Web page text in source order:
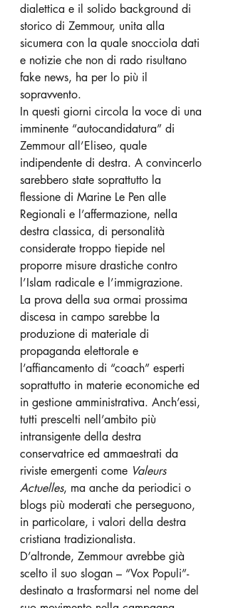
dialettica e il solido background di
storico di Zemmour, unita alla
sicumera con la quale snocciola dati
e notizie che non di rado risultano
fake news, ha per lo più il
sopravvento.
In questi giorni circola la voce di una
imminente “autocandidatura” di
Zemmour all’Eliseo, quale
indipendente di destra. A convincerlo
sarebbero state soprattutto la
flessione di Marine Le Pen alle
Regionali e l’affermazione, nella
destra classica, di personalità
considerate troppo tiepide nel
proporre misure drastiche contro
l’Islam radicale e l’immigrazione.
La prova della sua ormai prossima
discesa in campo sarebbe la
produzione di materiale di
propaganda elettorale e
l’affiancamento di “coach” esperti
soprattutto in materie economiche ed
in gestione amministrativa. Anch’essi,
tutti prescelti nell’ambito più
intransigente della destra
conservatrice ed ammaestrati da
riviste emergenti come Valeurs
Actuelles, ma anche da periodici o
blogs più moderati che perseguono,
in particolare, i valori della destra
cristiana tradizionalista.
D’altronde, Zemmour avrebbe già
scelto il suo slogan – “Vox Populi”-
destinato a trasformarsi nel nome del